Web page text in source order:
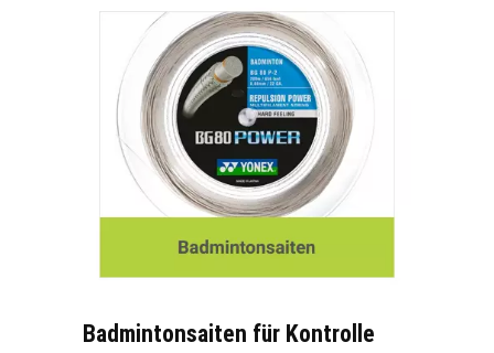
Badmintonsaiten für Kontrolle